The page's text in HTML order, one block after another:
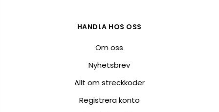
HANDLA HOS OSS
Om oss
Nyhetsbrev
Allt om streckkoder
Registrera konto